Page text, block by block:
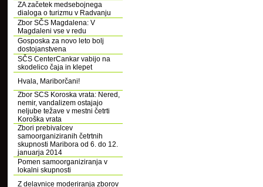
ZA začetek medsebojnega
dialoga o turizmu v Radvanju
Zbor SČS Magdalena: V
Magdaleni vse v redu
Gosposka za novo leto bolj
dostojanstvena
SČS CenterCankar vabijo na
skodelico čaja in klepet
Hvala, Mariborčani!
Zbor SCS Koroska vrata: Nered,
nemir, vandalizem ostajajo
neljube težave v mestni četrti
Koroška vrata
Zbori prebivalcev
samoorganiziranih četrtnih
skupnosti Maribora od 6. do 12.
januarja 2014
Pomen samoorganiziranja v
lokalni skupnosti
Z delavnice moderiranja zborov